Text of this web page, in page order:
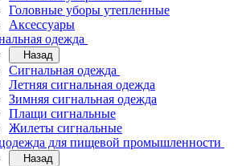
Головные уборы утепленные
Аксессуары
одежда
Назад
Сигнальная одежда
Летняя сигнальная одежда
Зимняя сигнальная одежда
Плащи сигнальные
Жилеты сигнальные
для пищевой промышленности
Назад